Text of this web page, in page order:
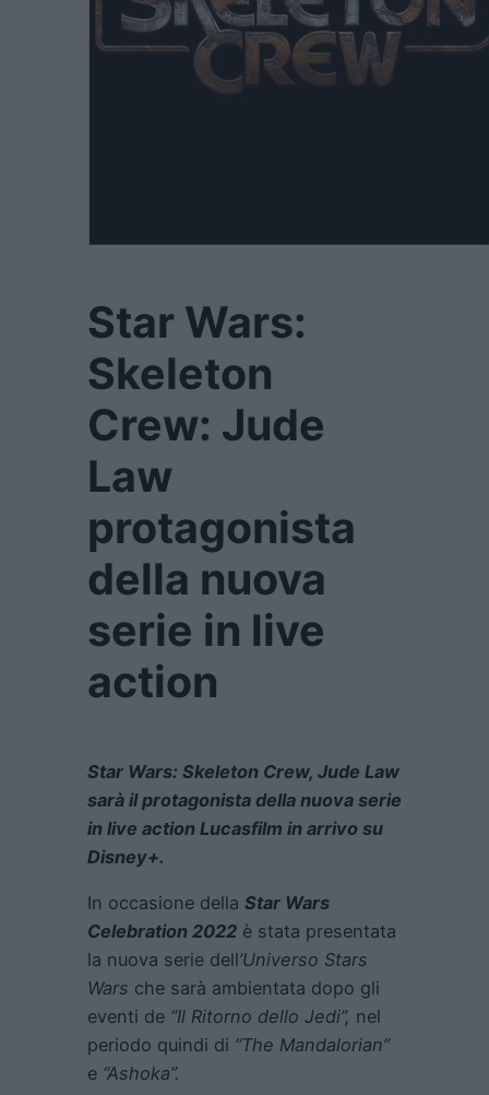
Star Wars:
Skeleton
Crew: Jude
Law
protagonista
della nuova
serie in live
action
Star Wars: Skeleton Crew, Jude Law
sarà il protagonista della nuova serie
in live action Lucasfilm in arrivo su
Disney+.
In occasione della Star Wars
Celebration 2022 è stata presentata
la nuova serie dell’Universo Stars
Wars che sarà ambientata dopo gli
eventi de “Il Ritorno dello Jedi”, nel
periodo quindi di “The Mandalorian”
e “Ashoka”.